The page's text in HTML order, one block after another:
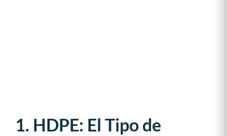
1. HDPE: El Tipo de